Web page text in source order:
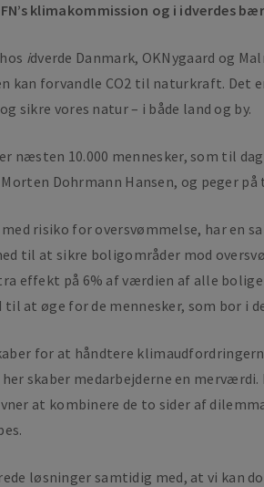
klimakommission og i idverdes
idverde Danmark, OKNygaard og
forvandle CO2 til naturkraft. Det
vores natur – i både land og by.
næsten 10.000 mennesker, som til
Morten Dohrmann Hansen, og peger
risiko for oversvømmelse, har en
til at sikre boligområder mod
effekt på 6% af værdien af alle
at øge for de mennesker, som bor i
for at håndtere
skaber medarbejderne en
at kombinere de to sider af
løsninger samtidig med, at vi kan